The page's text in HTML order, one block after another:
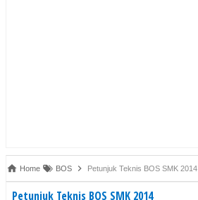
Home BOS Petunjuk Teknis BOS SMK 2014
Petunjuk Teknis BOS SMK 2014